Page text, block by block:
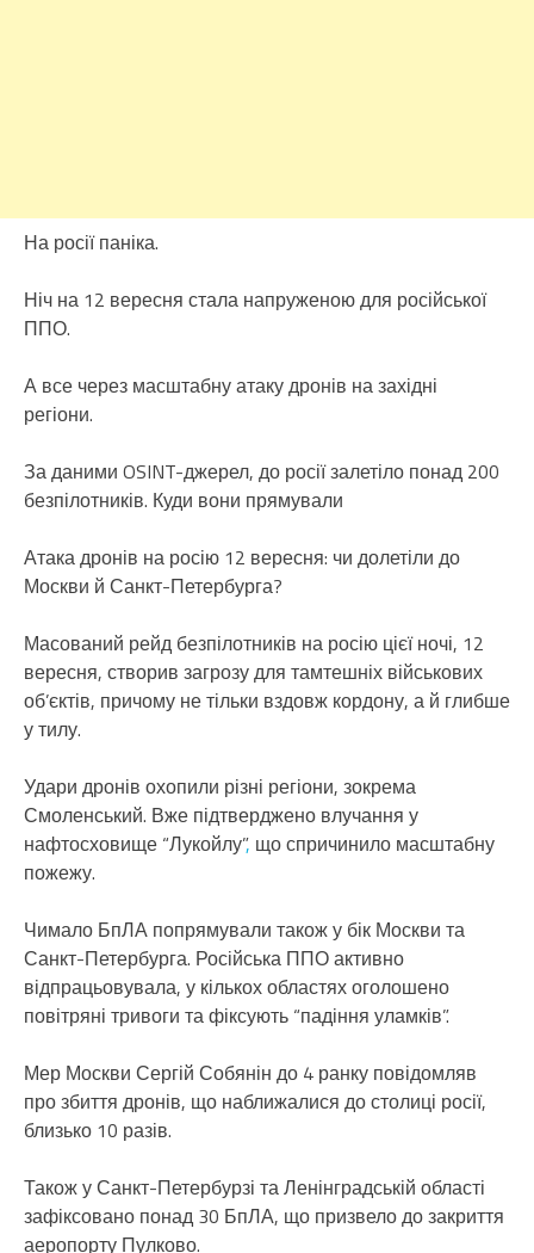
На росії паніка.
Ніч на 12 вересня стала напруженою для російської
ППО.
А все через масштабну атаку дронів на західні
регіони.
За даними OSINT-джерел, до росії залетіло понад 200
безпілотників. Куди вони прямували
Атака дронів на росію 12 вересня: чи долетіли до
Москви й Санкт-Петербурга?
Масований рейд безпілотників на росію цієї ночі, 12
вересня, створив загрозу для тамтешніх військових
об’єктів, причому не тільки вздовж кордону, а й глибше
у тилу.
Удари дронів охопили різні регіони, зокрема
Смоленський. Вже підтверджено влучання у
нафтосховище “Лукойлу”, що спричинило масштабну
пожежу.
Чимало БпЛА попрямували також у бік Москви та
Санкт-Петербурга. Російська ППО активно
відпрацьовувала, у кількох областях оголошено
повітряні тривоги та фіксують “падіння уламків”.
Мер Москви Сергій Собянін до 4 ранку повідомляв
про збиття дронів, що наближалися до столиці росії,
близько 10 разів.
Також у Санкт-Петербурзі та Ленінградській області
зафіксовано понад 30 БпЛА, що призвело до закриття
аеропорту Пулково.